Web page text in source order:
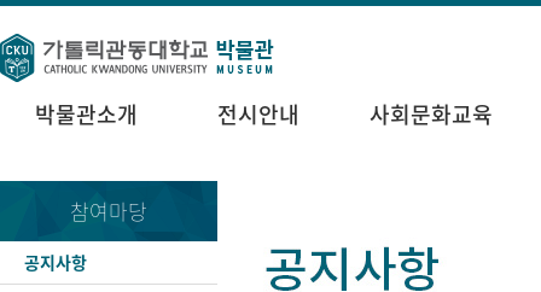
박물관소개 전시안내 사회문화교육
참여마당
공지사항